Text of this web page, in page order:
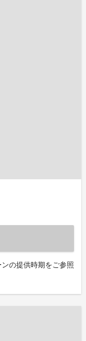
の提供時期をご参照